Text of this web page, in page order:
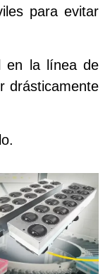
para evitar
en la línea de
drásticamente